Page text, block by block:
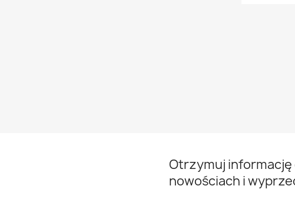
Otrzymuj informację
nowościach i